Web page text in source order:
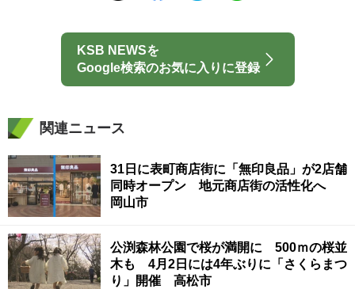
KSB NEWSを
Google検索のお気に入りに登録
関連ニュース
31日に表町商店街に「無印良品」が2店舗
同時オープン 地元商店街の活性化へ
岡山市
公渕森林公園で桜が満開に 500ｍの桜並
木も 4月2日には4年ぶりに「さくらまつ
り」開催 高松市